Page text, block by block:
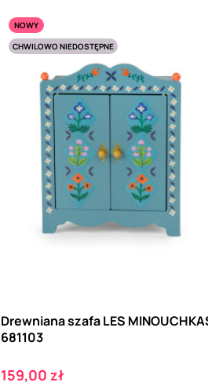
NOWY
CHWILOWO NIEDOSTĘPNE
Drewniana szafa LES
681103
Cena
159,00 zł